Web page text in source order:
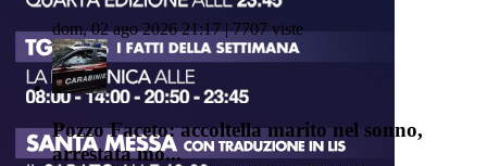
dom, 02 ago 2026 21:17 | 7707 viste
Pozzo Faceto: accoltella marito nel sonno,
arrestata mo...